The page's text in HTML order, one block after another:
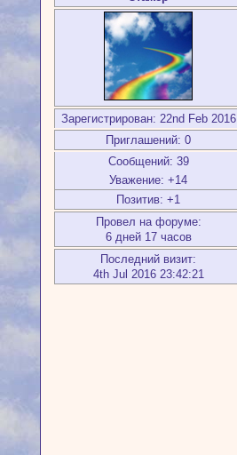
Зарегистрирован: 22nd Feb 2016
Приглашений: 0
Сообщений: 39
Уважение: +14
Позитив: +1
Провел на форуме:
6 дней 17 часов
Последний визит:
4th Jul 2016 23:42:21